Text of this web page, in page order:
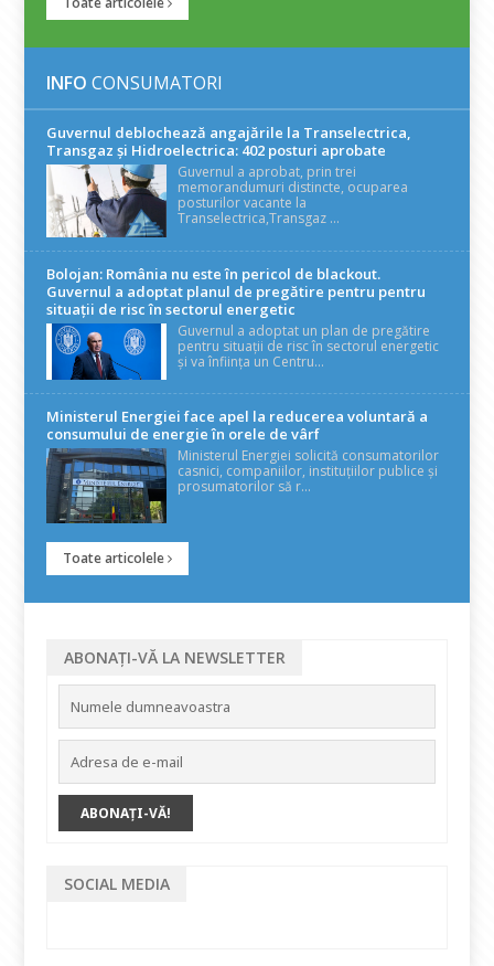
INFO CONSUMATORI
Guvernul deblochează angajările la Transelectrica,
Transgaz și Hidroelectrica: 402 posturi aprobate
Guvernul a aprobat, prin trei
memorandumuri distincte, ocuparea
posturilor vacante la
Transelectrica,Transgaz ...
Bolojan: România nu este în pericol de blackout.
Guvernul a adoptat planul de pregătire pentru pentru
situații de risc în sectorul energetic
Guvernul a adoptat un plan de pregătire
pentru situații de risc în sectorul energetic
și va înființa un Centru...
Ministerul Energiei face apel la reducerea voluntară a
consumului de energie în orele de vârf
Ministerul Energiei solicită consumatorilor
casnici, companiilor, instituțiilor publice și
prosumatorilor să r...
Toate articolele
ABONAȚI-VĂ LA NEWSLETTER
SOCIAL MEDIA